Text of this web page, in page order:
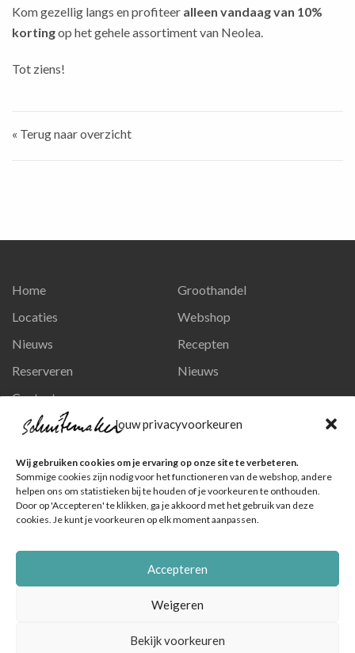
Jouw privacyvoorkeuren
Wij gebruiken cookies om je ervaring op onze site te verbeteren.
Sommige cookies zijn nodig voor het functioneren van de webshop, andere
helpen ons om statistieken bij te houden of je voorkeuren te onthouden.
Door op 'Accepteren' te klikken, ga je akkoord met het gebruik van deze
cookies. Je kunt je voorkeuren op elk moment aanpassen.
Accepteren
Weigeren
Bekijk voorkeuren
Kom gezellig langs en profiteer alleen vandaag van 10%
kortingop het gehele assortiment van Neolea.
Tot ziens!
« Terug naar overzicht
Home
Locaties
Nieuws
Reserveren
Contact
Privacy en persoonsgegevens
Groothandel
Webshop
Recepten
Nieuws
Ga naar onze pagina
Volg ons op Instagram
Ga naar onze pagina
© Schuitemaker Vis , foto's zijn o.a. van het Nederlands Visbureau